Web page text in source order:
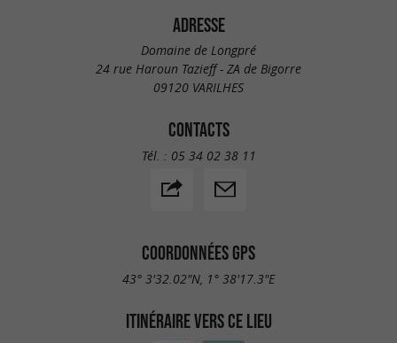
ADRESSE
Domaine de Longpré
24 rue Haroun Tazieff - ZA de Bigorre
09120 VARILHES
CONTACTS
Tél. : 05 34 02 38 11
COORDONNÉES GPS
43° 3'32.02"N, 1° 38'17.3"E
ITINÉRAIRE VERS CE LIEU